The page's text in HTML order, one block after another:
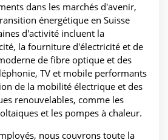
dans les marchés d'avenir,
énergétique en Suisse
d'activité incluent la
la fourniture d'électricité et de
de fibre optique et des
TV et mobile performants
de la mobilité électrique et des
renouvelables, comme les
et les pompes à chaleur.
nous couvrons toute la